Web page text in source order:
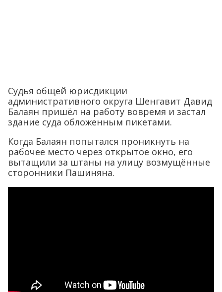
Судья общей юрисдикции
административного округа Шенгавит Давид
Балаян пришёл на работу вовремя и застал
здание суда обложенным пикетами.
Когда Балаян попытался проникнуть на
рабочее место через открытое окно, его
вытащили за штаны на улицу возмущённые
сторонники Пашиняна.